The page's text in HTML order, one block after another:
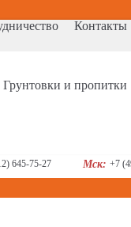
Контакты
Грунтовки и пропитки
645-75-27 Мск: +7